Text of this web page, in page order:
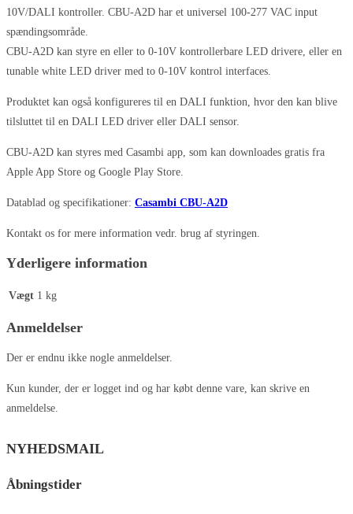
10V/DALI kontroller. CBU-A2D har et universel 100-277 VAC input
spændingsområde.
CBU-A2D kan styre en eller to 0-10V kontrollerbare LED drivere, eller en
tunable white LED driver med to 0-10V kontrol interfaces.
Produktet kan også konfigureres til en DALI funktion, hvor den kan blive
tilsluttet til en DALI LED driver eller DALI sensor.
CBU-A2D kan styres med Casambi app, som kan downloades gratis fra
Apple App Store og Google Play Store.
Datablad og specifikationer: Casambi CBU-A2D
Kontakt os for mere information vedr. brug af styringen.
Yderligere information
Vægt 1 kg
Anmeldelser
Der er endnu ikke nogle anmeldelser.
Kun kunder, der er logget ind og har købt denne vare, kan skrive en
anmeldelse.
NYHEDSMAIL
Åbningstider